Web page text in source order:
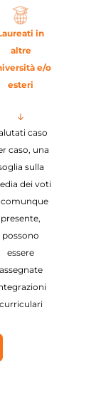
in
altre
e/o
esteri
caso
caso, una
sulla
dei voti
comunque
presente,
possono
essere
assegnate
curriculari